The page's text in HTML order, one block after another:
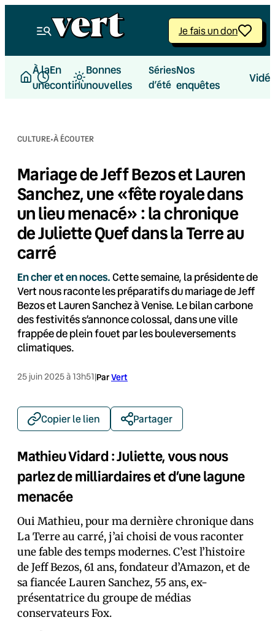
Je fais un don
À la
une
En
continu
Bonnes
nouvelles
Séries
d’été
Nos
enquêtes
CULTURE·À ÉCOUTER
Mariage de Jeff Bezos et Lauren
Sanchez, une «fête royale dans
un lieu menacé» : la chronique
de Juliette Quef dans la Terre au
carré
En cher et en noces.Cette semaine, la présidente de
Vert nous raconte les préparatifs du mariage de Jeff
Bezos et Lauren Sanchez à Venise. Le bilan carbone
des festivités s’annonce colossal, dans une ville
frappée de plein fouet par les bouleversements
climatiques.
25 juin 2025 à 13h51|ParVert
Copier le lien Partager
Mathieu Vidard : Juliette, vous nous
parlez de milliardaires et d’une lagune
menacée
Oui Mathieu, pour ma dernière chronique dans
La Terre au carré, j’ai choisi de vous raconter
une fable des temps modernes. C’est l’histoire
de Jeff Bezos, 61 ans, fondateur d’Amazon, et de
sa fiancée Lauren Sanchez, 55 ans, ex-
présentatrice du groupe de médias
conservateurs Fox.